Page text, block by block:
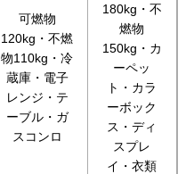
可燃物
120kg・不燃
物110kg・冷
蔵庫・電子
レンジ・テ
ーブル・ガ
スコンロ
180kg・不
燃物
150kg・カ
ーペッ
ト・カラ
ーボック
ス・ディ
スプレ
イ・衣類